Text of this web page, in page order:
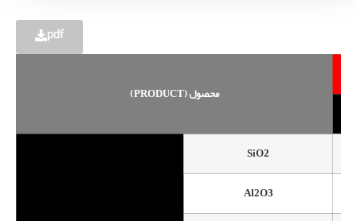
pdf
(PRODUCT) محصول
SiO2
Al2O3